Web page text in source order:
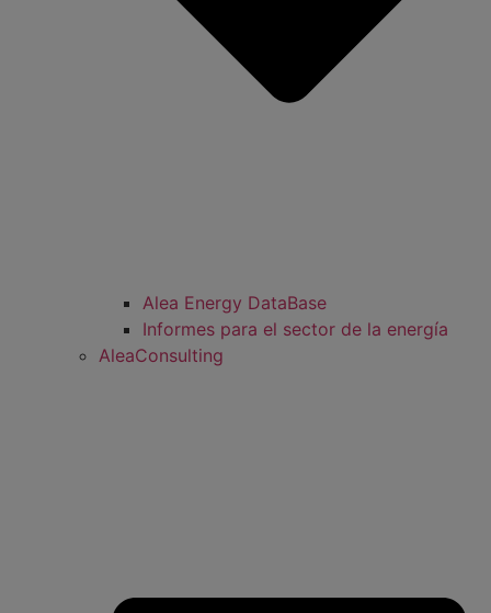
Alea Energy DataBase
Informes para el sector de la energía
AleaConsulting